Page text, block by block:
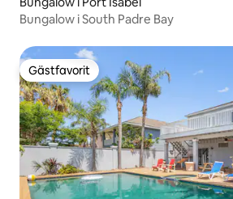
Bungalow i South Padre Bay
Gästfavorit
Gästfavorit